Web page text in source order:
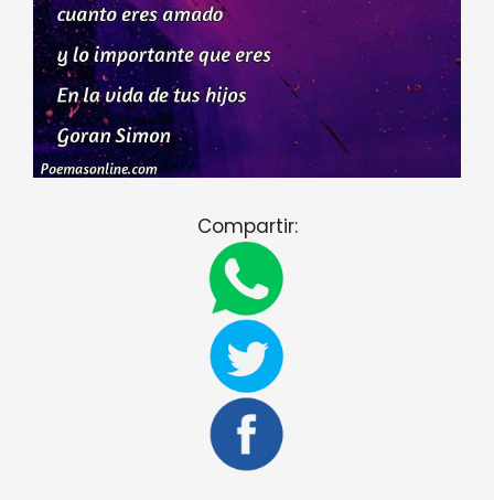
Compartir: